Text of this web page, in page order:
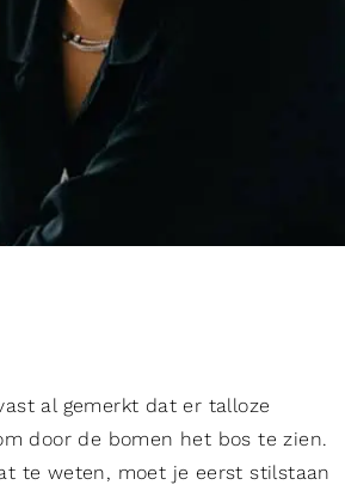
al gemerkt dat er talloze
door de bomen het bos te zien.
te weten, moet je eerst stilstaan